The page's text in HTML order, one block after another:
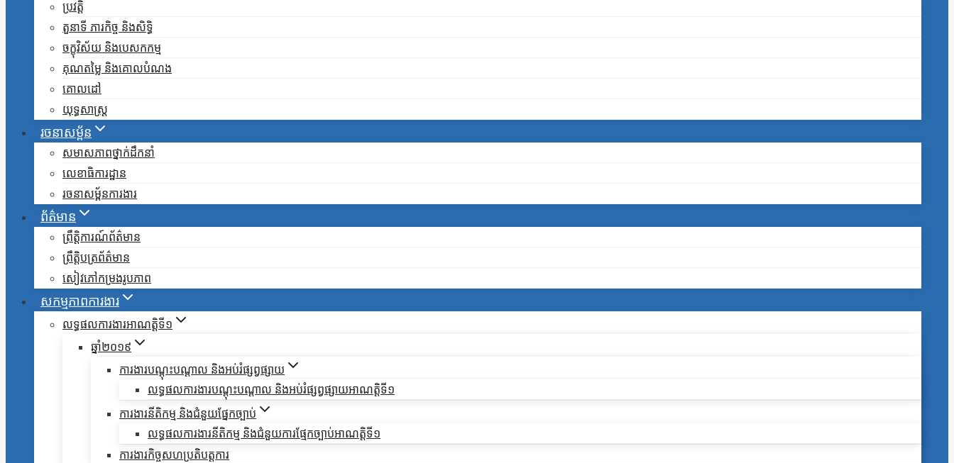
ប្រវត្តិ
តួនាទី ភារកិច្ច និងសិទ្ធិ
ចក្ខុវិស័យ និងបេសកកម្ម
គុណតម្លៃ និងគោលបំណង
គោលដៅ
យុទ្ធសាស្ត្រ
រចនាសម្ព័ន
សមាសភាពថ្នាក់ដឹកនាំ
លេខាធិការដ្ឋាន
រចនាសម្ព័នការងារ
ព័ត៌មាន
ព្រឹត្តិការណ៍ព័ត៌មាន
ព្រឹត្តិបត្រព័ត៌មាន
សៀវភៅកម្រងរូបភាព
សកម្មភាពការងារ
លទ្ធផលការងារអាណត្តិទី១
ឆ្នាំ២០១៩
ការងារបណ្តុះបណ្តាល និងអប់រំផ្សព្វផ្សាយ
លទ្ធផលការងារបណ្តុះបណ្តាល និងអប់រំផ្សព្វផ្សាយអាណត្តិទី១
ការងារនីតិកម្ម និងជំនួយផ្នែកច្បាប់
លទ្ធផលការងារនីតិកម្ម និងជំនួយការផ្មែកច្បាប់អាណត្តិទី១
ការងារកិច្ចសហប្រតិបត្តការ